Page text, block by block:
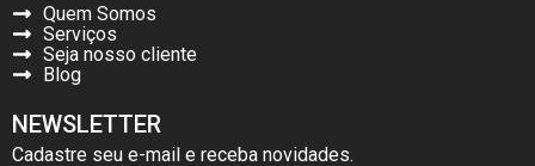
Quem Somos
Serviços
Seja nosso cliente
Blog
NEWSLETTER
Cadastre seu e-mail e receba novidades.